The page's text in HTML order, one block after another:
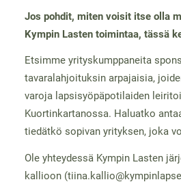
Jos pohdit, miten voisit itse olla
Kympin Lasten toimintaa, tässä
Etsimme yrityskumppaneita
tavaralahjoituksin arpajaisia,
varoja lapsisyöpäpotilaiden
Kuortinkartanossa. Haluatko
tiedätkö sopivan yrityksen, joka
Ole yhteydessä Kympin Lasten
kallioon